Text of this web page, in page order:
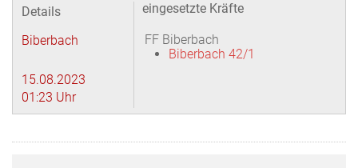
Details
Biberbach
15.08.2023
01:23 Uhr
eingesetzte Kräfte
FF Biberbach
Biberbach 42/1